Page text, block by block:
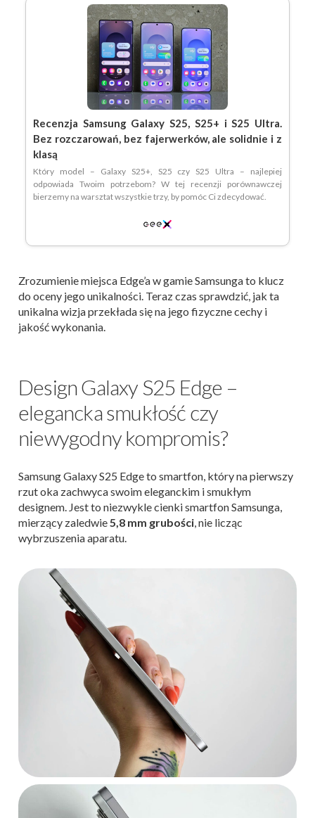
Recenzja Samsung Galaxy S25, S25+ i S25 Ultra.
Bez rozczarowań, bez fajerwerków, ale solidnie i z
klasą
Który model – Galaxy S25+, S25 czy S25 Ultra – najlepiej
odpowiada Twoim potrzebom? W tej recenzji porównawczej
bierzemy na warsztat wszystkie trzy, by pomóc Ci zdecydować.
Zrozumienie miejsca Edge’a w gamie Samsunga to klucz
do oceny jego unikalności. Teraz czas sprawdzić, jak ta
unikalna wizja przekłada się na jego fizyczne cechy i
jakość wykonania.
Design Galaxy S25 Edge –
elegancka smukłość czy
niewygodny kompromis?
Samsung Galaxy S25 Edge to smartfon, który na pierwszy
rzut oka zachwyca swoim eleganckim i smukłym
designem. Jest to niezwykle cienki smartfon Samsunga,
mierzący zaledwie5,8 mm grubości, nie licząc
wybrzuszenia aparatu.